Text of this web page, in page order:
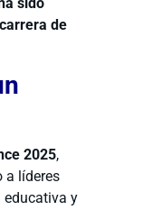
de
2025,
a líderes
educativa y